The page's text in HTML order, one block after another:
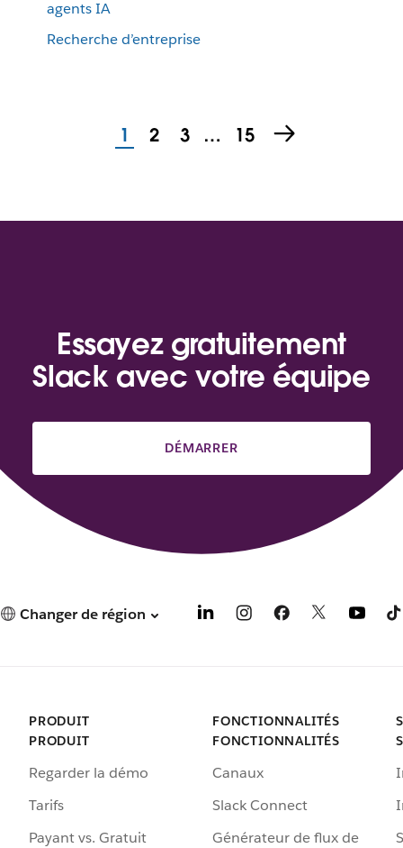
agents IA
Recherche d’entreprise
1 2 3 … 15
Essayez gratuitement
Slack avec votre équipe
DÉMARRER
Changer de région
PRODUIT
PRODUIT
Regarder la démo
Tarifs
Payant vs. Gratuit
FONCTIONNALITÉS
FONCTIONNALITÉS
Canaux
Slack Connect
Générateur de flux de